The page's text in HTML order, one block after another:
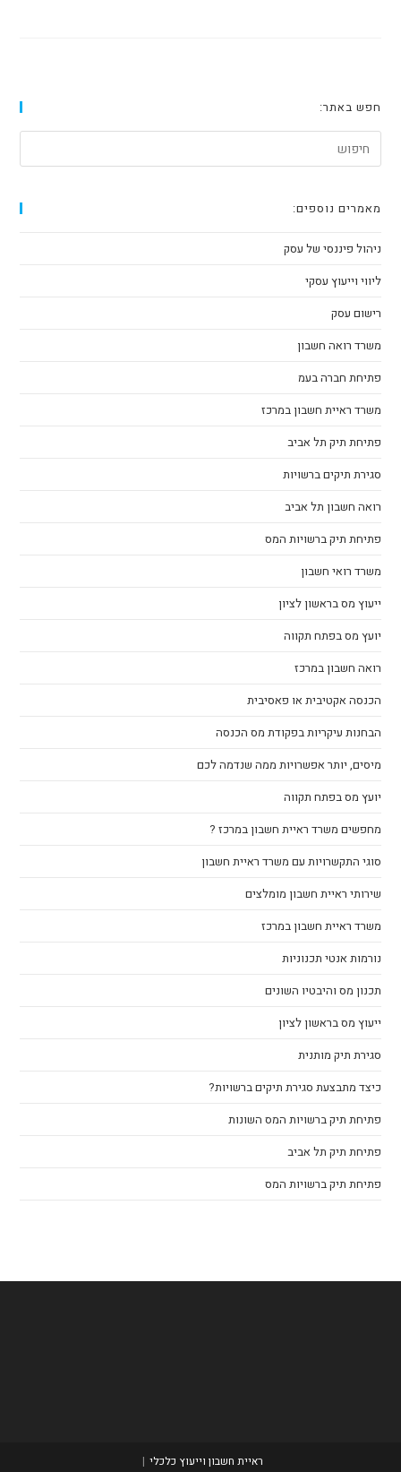
חפש באתר:
מאמרים נוספים:
ניהול פיננסי של עסק
ליווי וייעוץ עסקי
רישום עסק
משרד רואה חשבון
פתיחת חברה בעמ
משרד ראיית חשבון במרכז
פתיחת תיק תל אביב
סגירת תיקים ברשויות
רואה חשבון תל אביב
פתיחת תיק ברשויות המס
משרד רואי חשבון
ייעוץ מס בראשון לציון
יועץ מס בפתח תקווה
רואה חשבון במרכז
הכנסה אקטיבית או פאסיבית
הבחנות עיקריות בפקודת מס הכנסה
מיסים, יותר אפשרויות ממה שנדמה לכם
יועץ מס בפתח תקווה
מחפשים משרד ראיית חשבון במרכז ?
סוגי התקשרויות עם משרד ראיית חשבון
שירותי ראיית חשבון מומלצים
משרד ראיית חשבון במרכז
נורמות אנטי תכנוניות
תכנון מס והיבטיו השונים
ייעוץ מס בראשון לציון
סגירת תיק מותנית
כיצד מתבצעת סגירת תיקים ברשויות?
פתיחת תיק ברשויות המס השונות
פתיחת תיק תל אביב
פתיחת תיק ברשויות המס
ראיית חשבון וייעוץ כלכלי